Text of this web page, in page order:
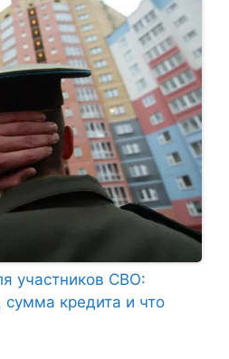
участников СВО:
сумма кредита и что